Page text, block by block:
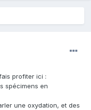
profiter ici :
spécimens en
une oxydation, et des